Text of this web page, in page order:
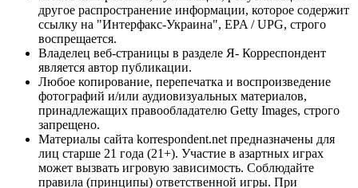
другое распространение информации, которое содержит
ссылку на "Интерфакс-Украина", EPA / UPG, строго
воспрещается.
Владелец веб-страницы в разделе Я- Корреспондент
является автор публикации.
Любое копирование, перепечатка и воспроизведение
фотографий и/или аудиовизуальных материалов,
принадлежащих правообладателю Getty Images, строго
запрещено.
Материалы сайта korrespondent.net предназначены для
лиц старше 21 года (21+). Участие в азартных играх
может вызвать игровую зависимость. Соблюдайте
правила (принципы) ответственной игры. При